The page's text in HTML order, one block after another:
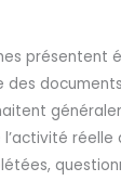
présentent
réelle